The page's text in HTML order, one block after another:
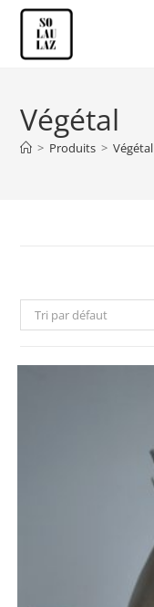
Végétal
> Produits > Végétal
Tri par défaut